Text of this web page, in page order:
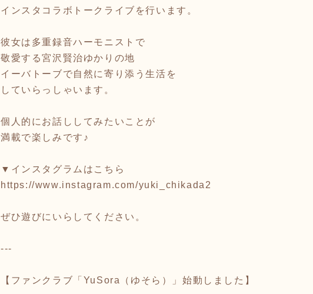
インスタコラボトークライブを行います。
彼女は多重録音ハーモニストで
敬愛する宮沢賢治ゆかりの地
イーバトーブで自然に寄り添う生活を
していらっしゃいます。
個人的にお話ししてみたいことが
満載で楽しみです♪
▼インスタグラムはこちら
https://www.instagram.com/yuki_chikada2
ぜひ遊びにいらしてください。
---
【ファンクラブ「YuSora（ゆそら）」始動しました】